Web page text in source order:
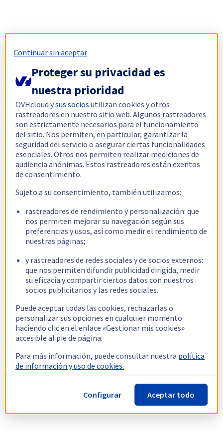
Continuar sin aceptar
Proteger su privacidad es
nuestra prioridad
OVHcloud ysus socios utilizan cookies y otros
rastreadores en nuestro sitio web. Algunos rastreadores
son estrictamente necesarios para el funcionamiento
del sitio. Nos permiten, en particular, garantizar la
seguridad del servicio o asegurar ciertas funcionalidades
esenciales. Otros nos permiten realizar mediciones de
audiencia anónimas. Estos rastreadores están exentos
de consentimiento.
Sujeto a su consentimiento, también utilizamos:
rastreadores de rendimiento y personalización: que
nos permiten mejorar su navegación según sus
preferencias y usos, así como medir el rendimiento de
nuestras páginas;
y rastreadores de redes sociales y de socios externos:
que nos permiten difundir publicidad dirigida, medir
su eficacia y compartir ciertos datos con nuestros
socios publicitarios y las redes sociales.
Puede aceptar todas las cookies, rechazarlas o
personalizar sus opciones en cualquier momento
haciendo clic en el enlace «Gestionar mis cookies»
accesible al pie de página.
Para más información, puede consultar nuestra política
de información y uso de cookies.
Configurar Aceptar todo